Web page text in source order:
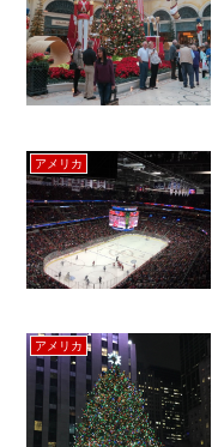
アメリカ
アメリカ